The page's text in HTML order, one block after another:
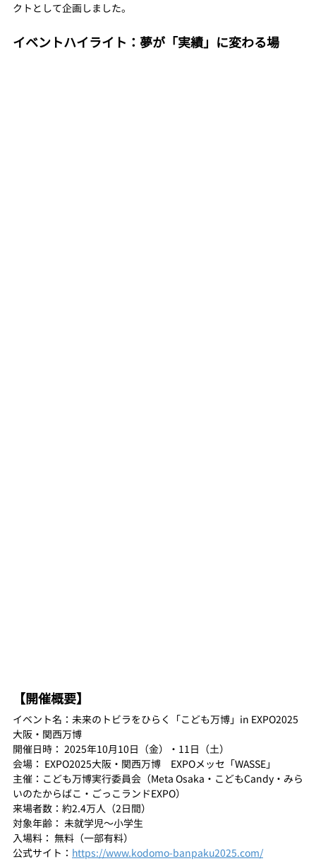
クトとして企画しました。
イベントハイライト：夢が「実績」に変わる場
【開催概要】
イベント名：未来のトビラをひらく「こども万博」in EXPO2025
大阪・関西万博
開催日時： 2025年10月10日（金）・11日（土）
会場： EXPO2025大阪・関西万博　EXPOメッセ「WASSE」
主催：こども万博実行委員会（Meta Osaka・こどもCandy・みら
いのたからばこ・ごっこランドEXPO）
来場者数：約2.4万人（2日間）
対象年齢： 未就学児〜小学生
入場料： 無料（一部有料）
公式サイト： https://www.kodomo-banpaku2025.com/